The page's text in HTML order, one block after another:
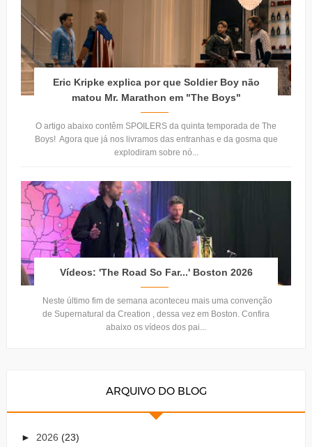
Eric Kripke explica por que Soldier Boy não
matou Mr. Marathon em "The Boys"
O artigo abaixo contêm SPOILERS da quinta temporada de The
Boys! Agora que já nos livramos das entranhas e da gosma que
explodiram sobre nó...
Vídeos: 'The Road So Far...' Boston 2026
Neste último fim de semana aconteceu mais uma convenção
de Supernatural da Creation , dessa vez em Boston. Confira
abaixo os vídeos dos pai...
ARQUIVO DO BLOG
► 2026 (23)